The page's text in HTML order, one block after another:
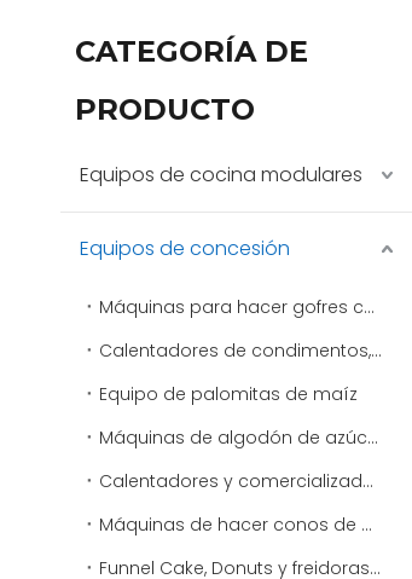
CATEGORÍA DE
PRODUCTO
Equipos de cocina modulares
Equipos de concesión
Máquinas para hacer gofres comerciales
Calentadores de condimentos, aderezos y salsas
Equipo de palomitas de maíz
Máquinas de algodón de azúcar
Calentadores y comercializadores de virutas
Máquinas de hacer conos de nieve y máquinas de afeitar de hielo comerciales
Funnel Cake, Donuts y freidoras especiales